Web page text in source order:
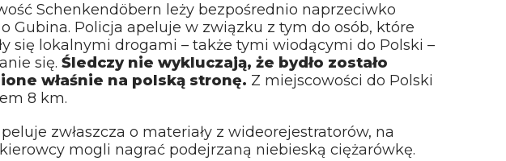
Schenkendöbern leży bezpośrednio naprzeciwko
Gubina. Policja apeluje w związku z tym do osób, które
się lokalnymi drogami – także tymi wiodącymi do Polski –
się. Śledczy nie wykluczają, że bydło zostało
właśnie na polską stronę. Z miejscowości do Polski
8 km.
zwłaszcza o materiały z wideorejestratorów, na
mogli nagrać podejrzaną niebieską ciężarówkę.